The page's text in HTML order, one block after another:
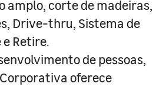
amplo, corte de madeiras,
Drive-thru, Sistema de
Retire.
de pessoas,
oferece